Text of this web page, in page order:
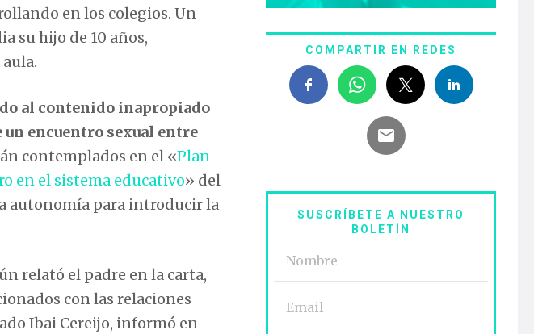
en los colegios. Un
su hijo de 10 años,
al contenido inapropiado
un encuentro sexual entre
contemplados en el «Plan
en el sistema educativo» del
autonomía para introducir la
relató el padre en la carta,
con las relaciones
Ibai Cereijo, informó en
COMPARTIR EN REDES
SUSCRÍBETE A NUESTRO
BOLETÍN